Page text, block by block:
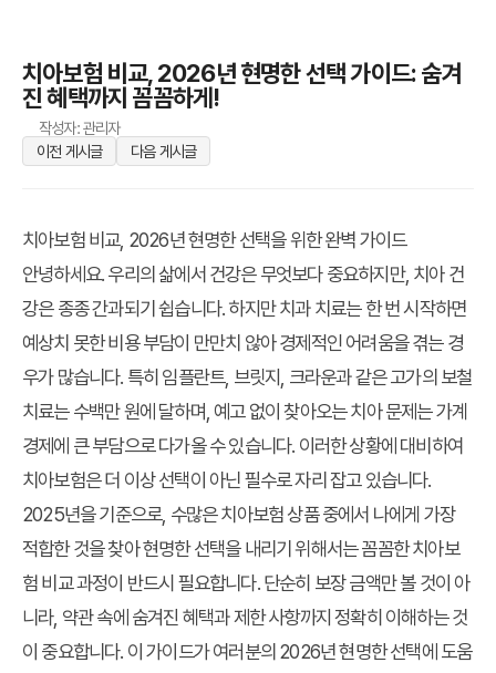
치아보험 비교, 2026년 현명한 선택 가이드: 숨겨
진 혜택까지 꼼꼼하게!
작성자: 관리자
이전 게시글
다음 게시글
치아보험 비교, 2026년 현명한 선택을 위한 완벽 가이드
안녕하세요. 우리의 삶에서 건강은 무엇보다 중요하지만, 치아 건
강은 종종 간과되기 쉽습니다. 하지만 치과 치료는 한 번 시작하면
예상치 못한 비용 부담이 만만치 않아 경제적인 어려움을 겪는 경
우가 많습니다. 특히 임플란트, 브릿지, 크라운과 같은 고가의 보철
치료는 수백만 원에 달하며, 예고 없이 찾아오는 치아 문제는 가계
경제에 큰 부담으로 다가올 수 있습니다. 이러한 상황에 대비하여
치아보험은 더 이상 선택이 아닌 필수로 자리 잡고 있습니다.
2025년을 기준으로, 수많은 치아보험 상품 중에서 나에게 가장
적합한 것을 찾아현명한 선택을 내리기 위해서는 꼼꼼한치아보
험 비교과정이 반드시 필요합니다. 단순히 보장 금액만 볼 것이 아
니라, 약관 속에 숨겨진 혜택과 제한 사항까지 정확히 이해하는 것
이 중요합니다. 이 가이드가 여러분의 2026년 현명한 선택에 도움